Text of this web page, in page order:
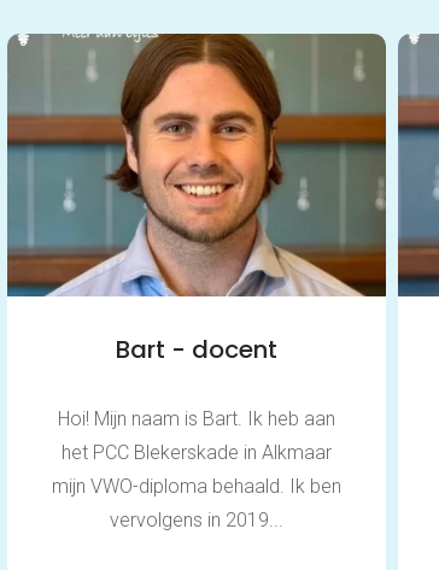
Bart - docent
Hoi! Mijn naam is Bart. Ik heb aan
het PCC Blekerskade in Alkmaar
mijn VWO-diploma behaald. Ik ben
vervolgens in 2019...